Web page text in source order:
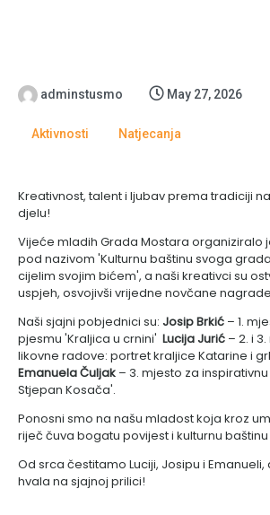
adminstusmo May 27, 2026
Aktivnosti Natjecanja
Kreativnost, talent i ljubav prema tradiciji
djelu!
Vijeće mladih Grada Mostara organiziralo
pod nazivom 'Kulturnu baštinu svoga
cijelim svojim bićem', a naši kreativci su
uspjeh, osvojivši vrijedne novčane nagrade
Naši sjajni pobjednici su: Josip Brkić – 1.
pjesmu 'Kraljica u crnini' ​ Lucija Jurić – 2. i
likovne radove: portret kraljice Katarine i
Emanuela Čuljak – 3. mjesto za
Stjepan Kosača'.
​Ponosni smo na našu mladost koja kroz
riječ čuva bogatu povijest i kulturnu
Od srca čestitamo Luciji, Josipu i
hvala na sjajnoj prilici!